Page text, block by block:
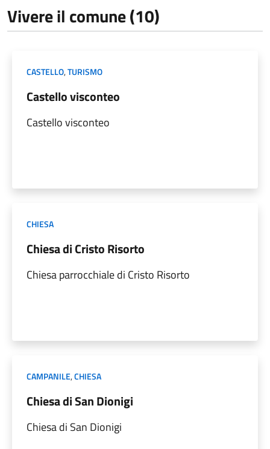
Vivere il comune (10)
CASTELLO,TURISMO
Castello visconteo
Castello visconteo
CHIESA
Chiesa di Cristo Risorto
Chiesa parrocchiale di Cristo Risorto
CAMPANILE,CHIESA
Chiesa di San Dionigi
Chiesa di San Dionigi